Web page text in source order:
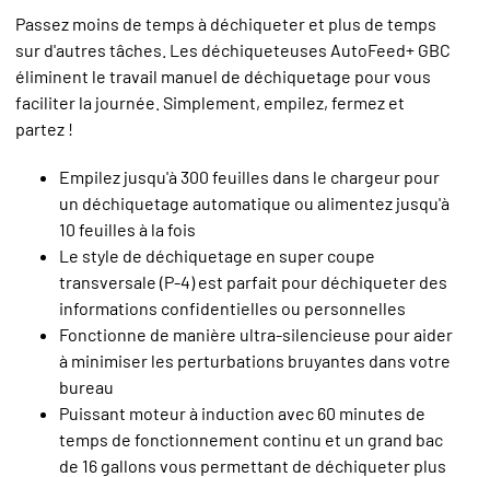
Passez moins de temps à déchiqueter et plus de temps
sur d'autres tâches. Les déchiqueteuses AutoFeed+ GBC
éliminent le travail manuel de déchiquetage pour vous
faciliter la journée. Simplement, empilez, fermez et
partez !
Empilez jusqu'à 300 feuilles dans le chargeur pour
un déchiquetage automatique ou alimentez jusqu'à
10 feuilles à la fois
Le style de déchiquetage en super coupe
transversale (P-4) est parfait pour déchiqueter des
informations confidentielles ou personnelles
Fonctionne de manière ultra-silencieuse pour aider
à minimiser les perturbations bruyantes dans votre
bureau
Puissant moteur à induction avec 60 minutes de
temps de fonctionnement continu et un grand bac
de 16 gallons vous permettant de déchiqueter plus